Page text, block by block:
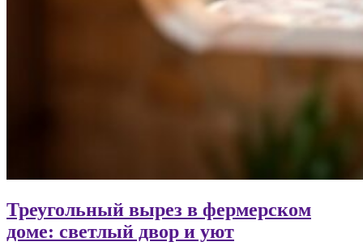
Треугольный вырез в фермерском
доме: светлый двор и уют